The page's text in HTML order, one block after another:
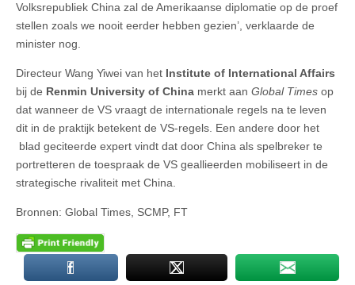
Volksrepubliek China zal de Amerikaanse diplomatie op de proef
stellen zoals we nooit eerder hebben gezien’, verklaarde de
minister nog.
Directeur Wang Yiwei van het Institute of International Affairs
bij de Renmin University of China merkt aan Global Times op
dat wanneer de VS vraagt de internationale regels na te leven
dit in de praktijk betekent de VS-regels. Een andere door het
blad geciteerde expert vindt dat door China als spelbreker te
portretteren de toespraak de VS geallieerden mobiliseert in de
strategische rivaliteit met China.
Bronnen: Global Times, SCMP, FT